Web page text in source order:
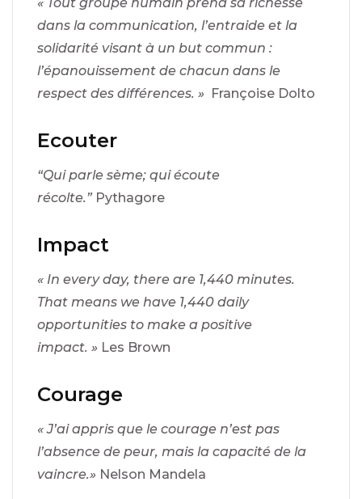
dans la communication, l’entraide et la
solidarité visant à un but commun :
l’épanouissement de chacun dans le
respect des différences. » Françoise Dolto
Ecouter
“Qui parle sème; qui écoute
récolte.” Pythagore
Impact
« In every day, there are 1,440 minutes.
That means we have 1,440 daily
opportunities to make a positive
impact. » Les Brown
Courage
« J’ai appris que le courage n’est pas
l’absence de peur, mais la capacité de la
vaincre.» Nelson Mandela